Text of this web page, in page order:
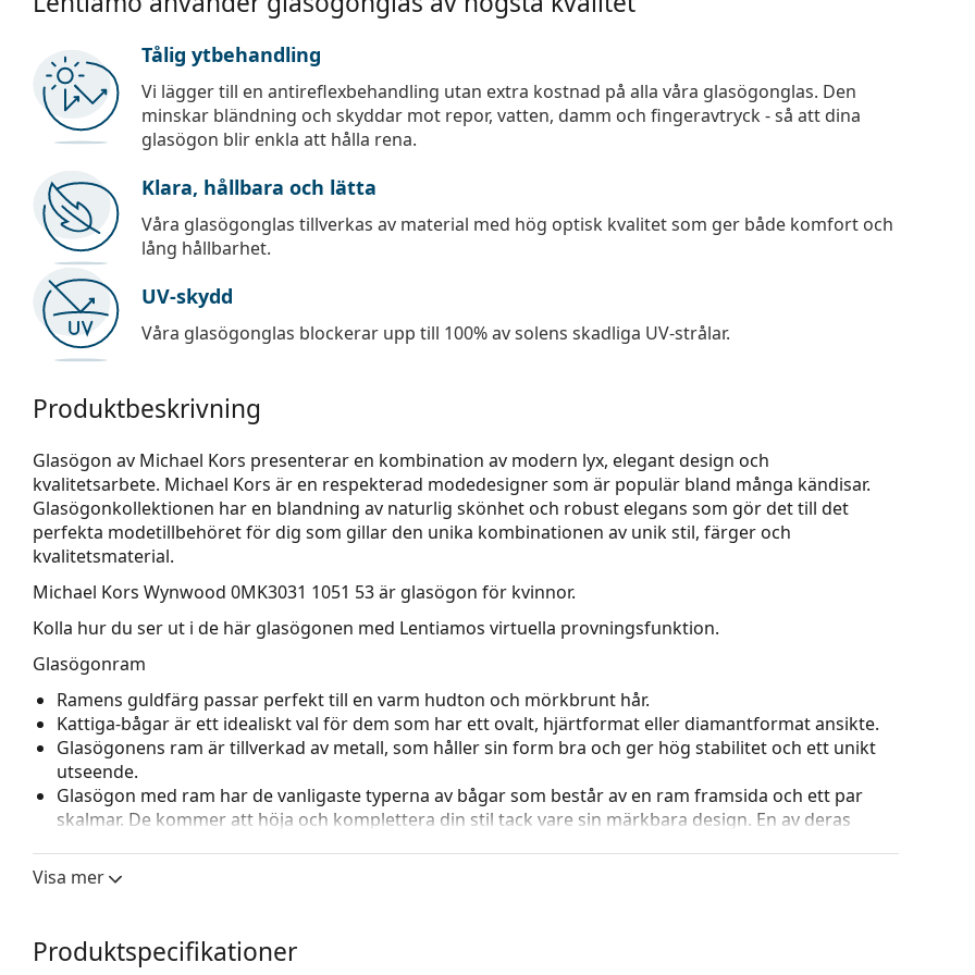
Tålig ytbehandling
Vi lägger till en antireflexbehandling utan extra kostnad på alla våra glasögonglas. Den
minskar bländning och skyddar mot repor, vatten, damm och fingeravtryck - så att dina
glasögon blir enkla att hålla rena.
Klara, hållbara och lätta
Våra glasögonglas tillverkas av material med hög optisk kvalitet som ger både komfort och
lång hållbarhet.
UV-skydd
Våra glasögonglas blockerar upp till 100% av solens skadliga UV-strålar.
Produktbeskrivning
Glasögon av Michael Kors presenterar en kombination av modern lyx, elegant design och
kvalitetsarbete. Michael Kors är en respekterad modedesigner som är populär bland många kändisar.
Glasögonko­llektionen har en blandning av naturlig skönhet och robust elegans som gör det till det
perfekta modetillbehöret för dig som gillar den unika kombinationen av unik stil, färger och
kvalitetsmaterial.
Michael Kors Wynwood 0MK3031 1051 53är glasögon för kvinnor.
Kolla hur du ser ut i de här glasögonen med Lentiamos virtuella provningsfunktion.
Glasögonram
Ramens guldfärg passar perfekt till en varm hudton och mörkbrunt hår.
Kattiga-bågar är ett idealiskt val för dem som har ett ovalt, hjärtformat eller diamantformat ansikte.
Glasögonens ram är tillverkad av metall, som håller sin form bra och ger hög stabilitet och ett unikt
utseende.
Glasögon med ram har de vanligaste typerna av bågar som består av en ram framsida och ett par
skalmar. De kommer att höja och komplettera din stil tack vare sin märkbara design. En av deras
styrka.
glasögon för att ge högre komfort. Justering av näskuddarna bör alltid utföras av en erfaren optiker
för att förhindra skador eller att de går sönder.
Visa mer
Produktspecifikationer